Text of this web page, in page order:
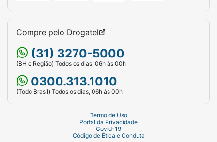
Compre pelo Drogatel
(31) 3270-5000
(BH e Região) Todos os dias, 06h às 00h
0300.313.1010
(Todo Brasil) Todos os dias, 06h às 00h
Termo de Uso
Portal da Privacidade
Covid-19
Código de Ética e Conduta